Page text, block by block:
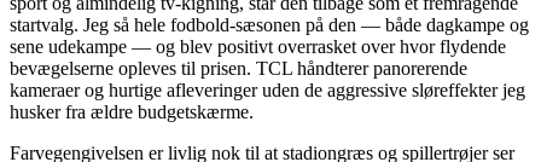
startvalg. Jeg så hele fodbold-sæsonen på den — både dagkampe og
sene udekampe — og blev positivt overrasket over hvor flydende
bevægelserne opleves til prisen. TCL håndterer panorerende
kameraer og hurtige afleveringer uden de aggressive sløreffekter jeg
husker fra ældre budgetskærme.
Farvegengivelsen er livlig nok til at stadiongræs og spillertrøjer ser